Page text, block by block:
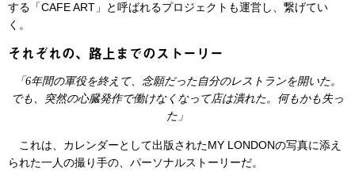
する「CAFE ART」と呼ばれるプロジェクトも運営し、繋げてい
く。
それぞれの、路上までのストーリー
「6年間の軍役を終えて、念願だった自分のレストランを開いた。
でも、突然の心臓発作で働けなくなって店は潰れた。何もかも失っ
た」
これは、カレンダーとして出版されたMY LONDONの写真に添え
られた一人の撮り手の、パーソナルストーリーだ。